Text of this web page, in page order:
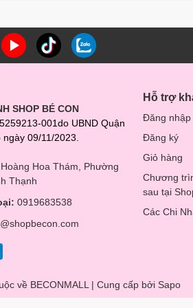
SHOP BÉ CON
001do UBND Quận
09/11/2023.
Hoa Thám, Phường
Thạnh
0919683538
Hỗ trợ
Đăng nhập
Đăng ký
Giỏ hàng
Chương
sau tại
Các Chi
về BECONMALL | Cung cấp bởi Sapo